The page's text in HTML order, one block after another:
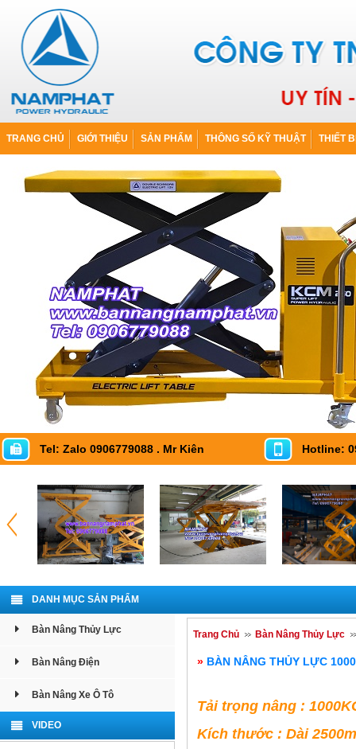
TRANG CHỦ GIỚI THIỆU SẢN PHẨM THÔNG SỐ KỸ THUẬT THIẾT
Tel: Zalo 0906779088 . Mr Kiên Hotline:
DANH MỤC SẢN PHẨM
Bàn Nâng Thủy Lực
Bàn Nâng Điện
Bàn Nâng Xe Ô Tô
VIDEO
Trang Chủ Bàn Nâng Thủy Lực
» BÀN NÂNG THỦY LỰC
Tải trọng nâng :
Kích thước : Dài